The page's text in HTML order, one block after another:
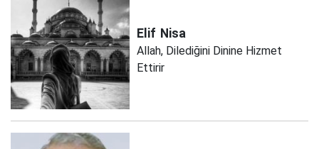
Elif Nisa
Allah, Dilediğini Dinine Hizmet
Ettirir